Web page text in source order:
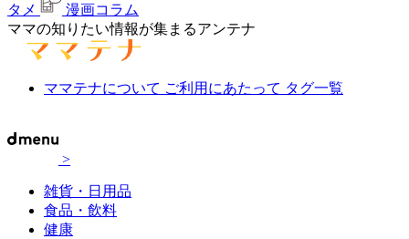
タメ
漫画コラム
ママの知りたい情報が集まるアンテナ
ママテナについて ご利用にあたって タグ一覧
>
雑貨・日用品
食品・飲料
健康